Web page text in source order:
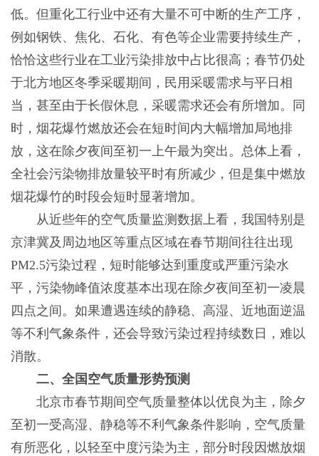
低。但重化工行业中还有大量不可中断的生产工序，
例如钢铁、焦化、石化、有色等企业需要持续生产，
恰恰这些行业在工业污染排放中占比很高；春节仍处
于北方地区冬季采暖期间，民用采暖需求与平日相
当，甚至由于长假休息，采暖需求还会有所增加。同
时，烟花爆竹燃放还会在短时间内大幅增加局地排
放，这在除夕夜间至初一上午最为突出。总体上看，
全社会污染物排放量较平时有所减少，但是集中燃放
烟花爆竹的时段会短时显著增加。
从近些年的空气质量监测数据上看，我国特别是
京津冀及周边地区等重点区域在春节期间往往出现
PM2.5污染过程，短时能够达到重度或严重污染水
平，污染物峰值浓度基本出现在除夕夜间至初一凌晨
四点之间。如果遭遇连续的静稳、高湿、近地面逆温
等不利气象条件，还会导致污染过程持续数日，难以
消散。
二、全国空气质量形势预测
北京市春节期间空气质量整体以优良为主，除夕
至初一受高湿、静稳等不利气象条件影响，空气质量
有所恶化，以轻至中度污染为主，部分时段因燃放烟